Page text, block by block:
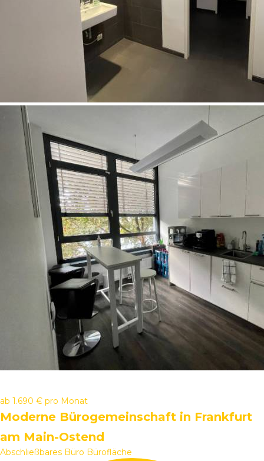
ab 1.690 € pro Monat
Moderne Bürogemeinschaft in Frankfurt
am Main-Ostend
Abschließbares Büro Bürofläche